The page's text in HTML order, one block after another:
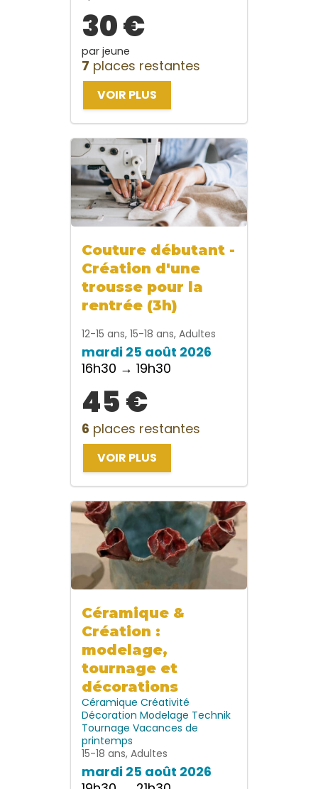
30 €
par jeune
7 places restantes
VOIR PLUS
Couture débutant -
Création d'une
trousse pour la
rentrée (3h)
12-15 ans, 15-18 ans, Adultes
mardi 25 août 2026
16h30 → 19h30
45 €
6 places restantes
VOIR PLUS
Céramique &
Création :
modelage,
tournage et
décorations
Céramique Créativité
Décoration Modelage Technik
Tournage Vacances de
printemps
15-18 ans, Adultes
mardi 25 août 2026